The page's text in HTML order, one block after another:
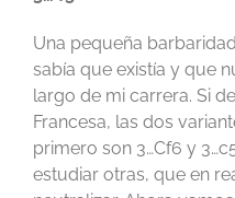
Una pequeña
sabía que existía y que
largo de mi carrera. Si
Francesa, las dos
primero son 3…Cf6 y
estudiar otras, que en